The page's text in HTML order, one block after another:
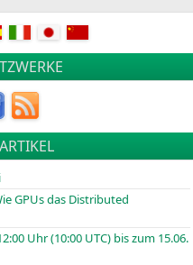
GPUs das Distributed
Uhr (10:00 UTC) bis zum 15.06.